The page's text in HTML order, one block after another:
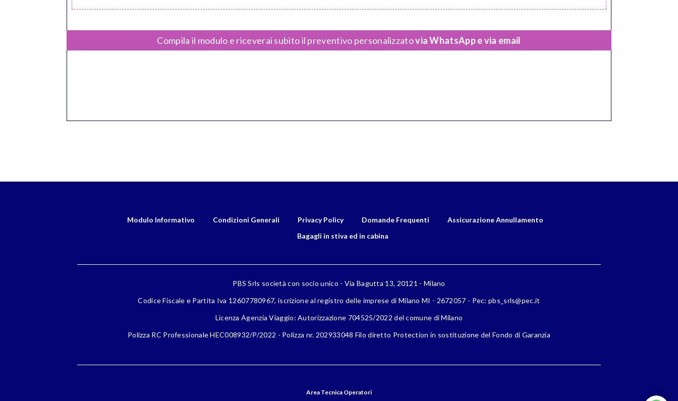
Compila il modulo e riceverai subito il preventivo personalizzatovia WhatsApp e via email
Modulo Informativo Condizioni Generali Privacy Policy Domande Frequenti
Assicurazione Annullamento
Bagagli in stiva ed in cabina
PBS Srls società con socio unico - Via Bagutta 13, 20121 - Milano
Codice Fiscale e Partita Iva 12607780967, iscrizione al registro delle imprese di Milano MI - 2672057 - Pec: pbs_srls@pec.it
Licenza Agenzia Viaggio: Autorizzazione 704525/2022 del comune di Milano
Polizza RC Professionale HEC008932/P/2022 - Polizza nr. 202933048 Filo diretto Protection in sostituzione del Fondo di Garanzia
Area Tecnica Operatori